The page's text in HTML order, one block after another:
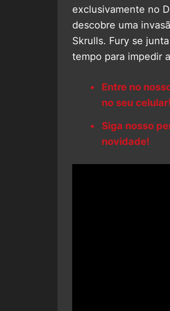
exclusivamente no
descobre uma
Skrulls. Fury se
tempo para impedir
Entre no
no seu celular!
Siga nosso
novidade!